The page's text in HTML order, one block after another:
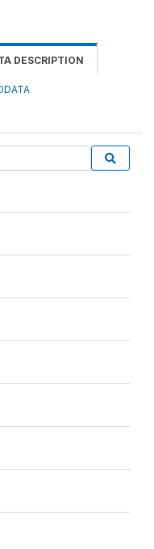
DESCRIPTION